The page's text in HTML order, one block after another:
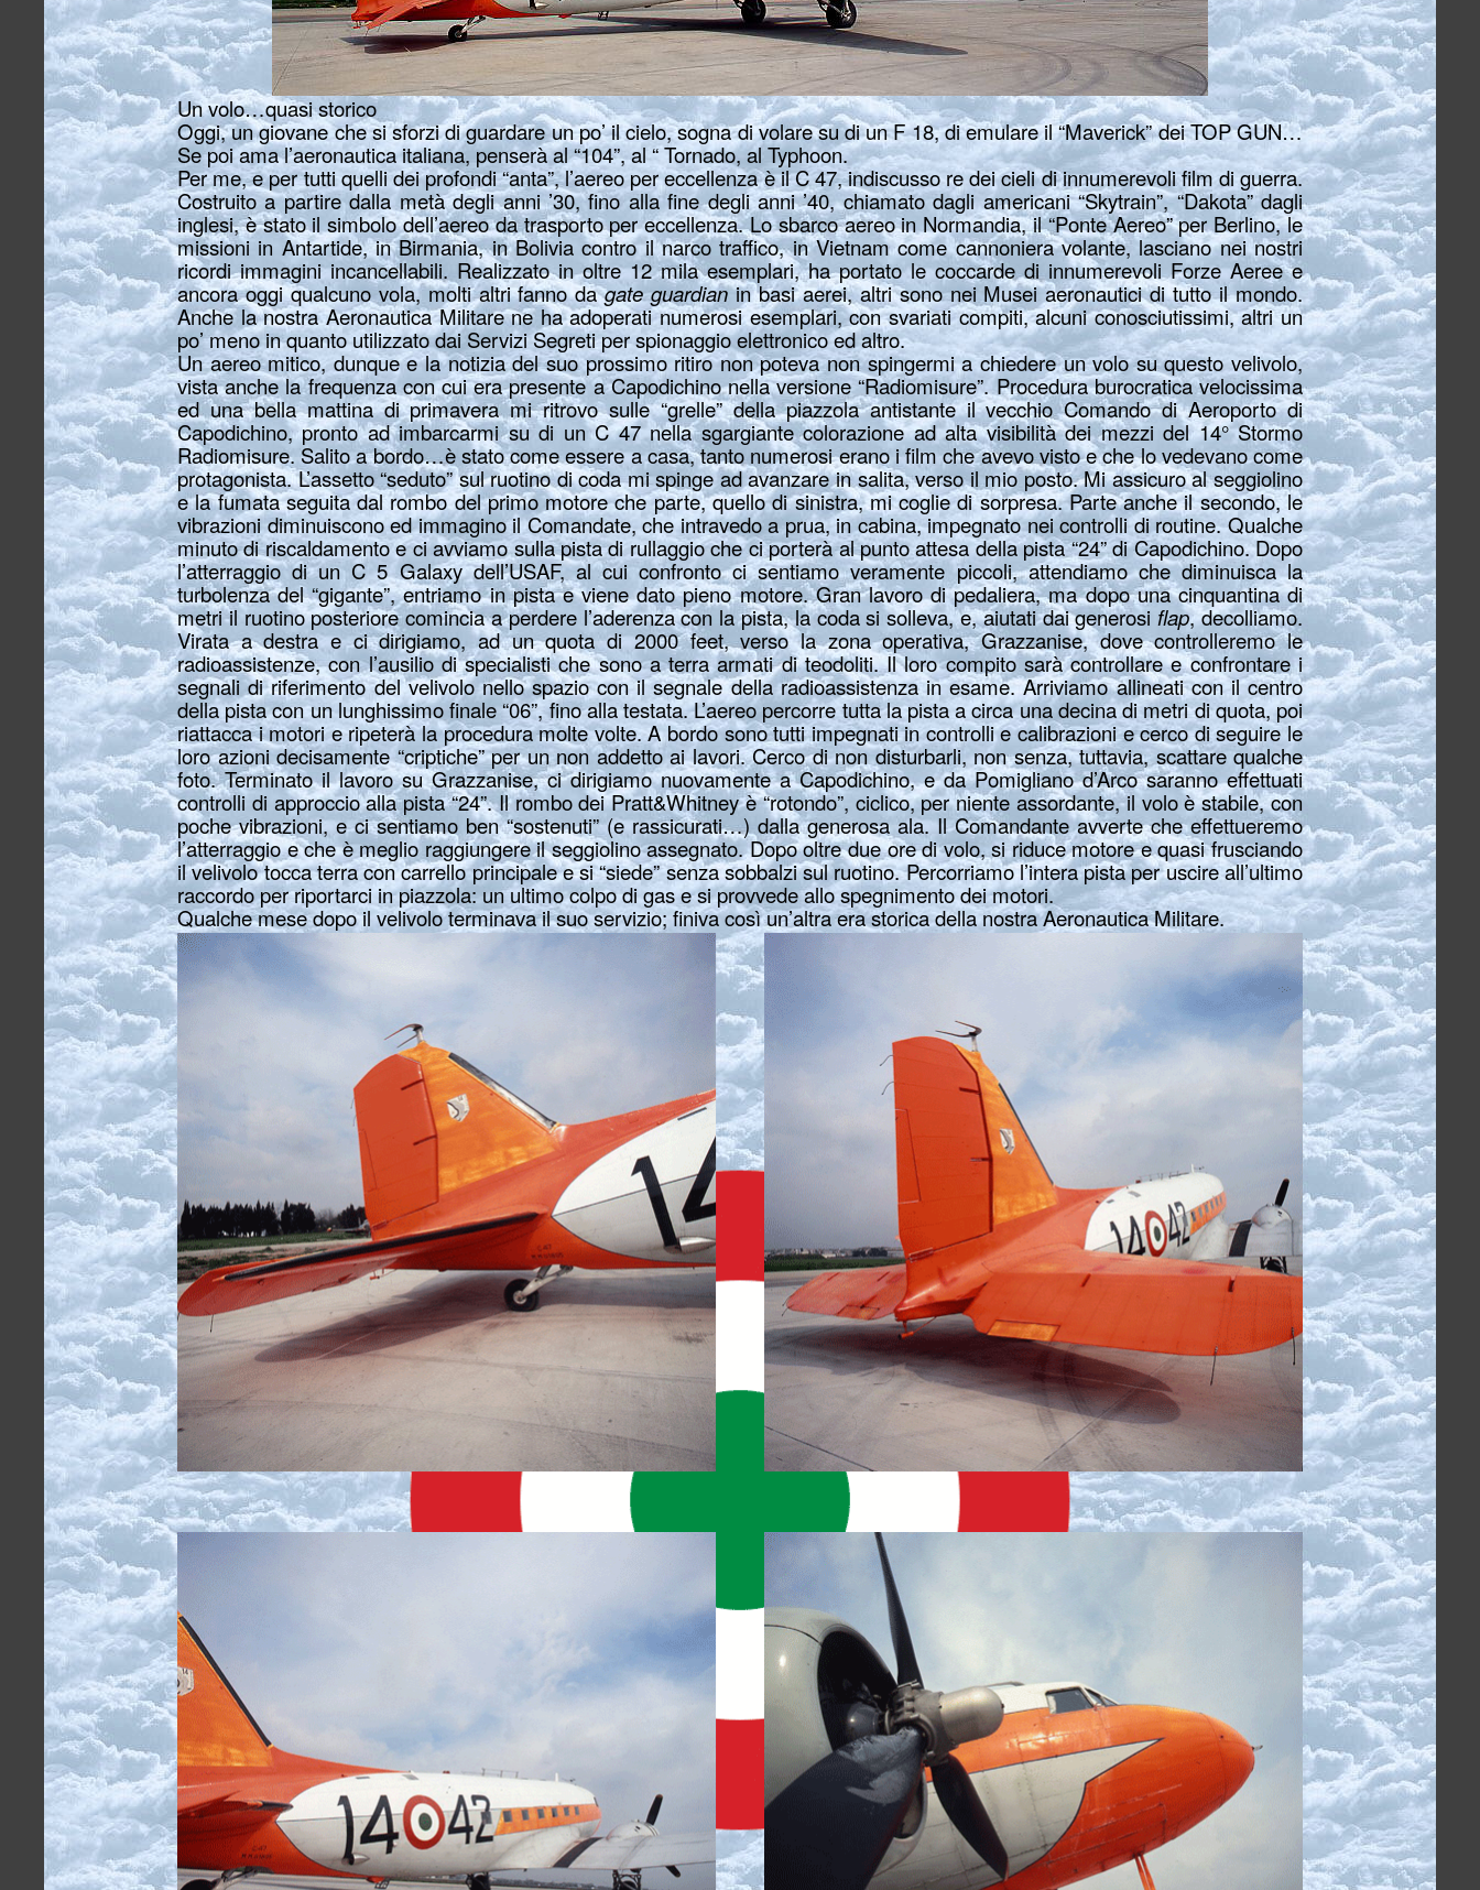
Un volo…quasi storico
Oggi, un giovane che si sforzi di guardare un po’ il cielo, sogna di volare su di un F 18, di emulare il “Maverick” dei TOP GUN…
Se poi ama l’aeronautica italiana, penserà al “104”, al “ Tornado, al Typhoon.
Per me, e per tutti quelli dei profondi “anta”, l’aereo per eccellenza è il C 47, indiscusso re dei cieli di innumerevoli film di guerra.
Costruito a partire dalla metà degli anni ’30, fino alla fine degli anni ’40, chiamato dagli americani “Skytrain”, “Dakota” dagli
inglesi, è stato il simbolo dell’aereo da trasporto per eccellenza. Lo sbarco aereo in Normandia, il “Ponte Aereo” per Berlino, le
missioni in Antartide, in Birmania, in Bolivia contro il narco traffico, in Vietnam come cannoniera volante, lasciano nei nostri
ricordi immagini incancellabili. Realizzato in oltre 12 mila esemplari, ha portato le coccarde di innumerevoli Forze Aeree e
ancora oggi qualcuno vola, molti altri fanno dagate guardianin basi aerei, altri sono nei Musei aeronautici di tutto il mondo.
Anche la nostra Aeronautica Militare ne ha adoperati numerosi esemplari, con svariati compiti, alcuni conosciutissimi, altri un
po’ meno in quanto utilizzato dai Servizi Segreti per spionaggio elettronico ed altro.
Un aereo mitico, dunque e la notizia del suo prossimo ritiro non poteva non spingermi a chiedere un volo su questo velivolo,
vista anche la frequenza con cui era presente a Capodichino nella versione “Radiomisure”. Procedura burocratica velocissima
ed una bella mattina di primavera mi ritrovo sulle “grelle” della piazzola antistante il vecchio Comando di Aeroporto di
Capodichino, pronto ad imbarcarmi su di un C 47 nella sgargiante colorazione ad alta visibilità dei mezzi del 14° Stormo
Radiomisure. Salito a bordo…è stato come essere a casa, tanto numerosi erano i film che avevo visto e che lo vedevano come
protagonista. L’assetto “seduto” sul ruotino di coda mi spinge ad avanzare in salita, verso il mio posto. Mi assicuro al seggiolino
e la fumata seguita dal rombo del primo motore che parte, quello di sinistra, mi coglie di sorpresa. Parte anche il secondo, le
vibrazioni diminuiscono ed immagino il Comandate, che intravedo a prua, in cabina, impegnato nei controlli di routine. Qualche
minuto di riscaldamento e ci avviamo sulla pista di rullaggio che ci porterà al punto attesa della pista “24” di Capodichino. Dopo
l’atterraggio di un C 5 Galaxy dell’USAF, al cui confronto ci sentiamo veramente piccoli, attendiamo che diminuisca la
turbolenza del “gigante”, entriamo in pista e viene dato pieno motore. Gran lavoro di pedaliera, ma dopo una cinquantina di
metri il ruotino posteriore comincia a perdere l’aderenza con la pista, la coda si solleva, e, aiutati dai generosi flap, decolliamo.
Virata a destra e ci dirigiamo, ad un quota di 2000 feet, verso la zona operativa, Grazzanise, dove controlleremo le
radioassistenze, con l’ausilio di specialisti che sono a terra armati di teodoliti. Il loro compito sarà controllare e confrontare i
segnali di riferimento del velivolo nello spazio con il segnale della radioassistenza in esame. Arriviamo allineati con il centro
della pista con un lunghissimo finale “06”, fino alla testata. L’aereo percorre tutta la pista a circa una decina di metri di quota, poi
riattacca i motori e ripeterà la procedura molte volte. A bordo sono tutti impegnati in controlli e calibrazioni e cerco di seguire le
loro azioni decisamente “criptiche” per un non addetto ai lavori. Cerco di non disturbarli, non senza, tuttavia, scattare qualche
foto. Terminato il lavoro su Grazzanise, ci dirigiamo nuovamente a Capodichino, e da Pomigliano d’Arco saranno effettuati
controlli di approccio alla pista “24”. Il rombo dei Pratt&Whitney è “rotondo”, ciclico, per niente assordante, il volo è stabile, con
poche vibrazioni, e ci sentiamo ben “sostenuti” (e rassicurati…) dalla generosa ala. Il Comandante avverte che effettueremo
l’atterraggio e che è meglio raggiungere il seggiolino assegnato. Dopo oltre due ore di volo, si riduce motore e quasi frusciando
il velivolo tocca terra con carrello principale e si “siede” senza sobbalzi sul ruotino. Percorriamo l’intera pista per uscire all’ultimo
raccordo per riportarci in piazzola: un ultimo colpo di gas e si provvede allo spegnimento dei motori.
Qualche mese dopo il velivolo terminava il suo servizio; finiva così un’altra era storica della nostra Aeronautica Militare.